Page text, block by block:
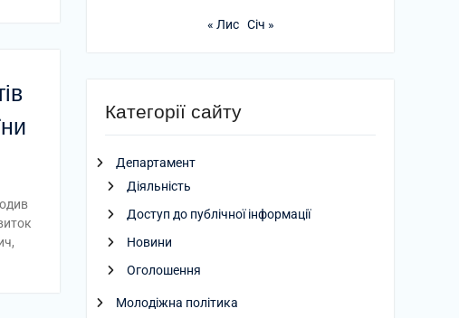
« Лис Січ »
Категорії сайту
Департамент
Діяльність
Доступ до публічної інформації
Новини
Оголошення
Молодіжна політика